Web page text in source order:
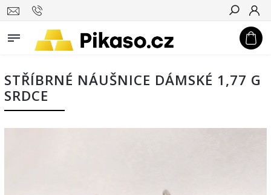
Hledat
STŘÍBRNÉ NÁUŠNICE DÁMSKÉ 1,77 G
SRDCE